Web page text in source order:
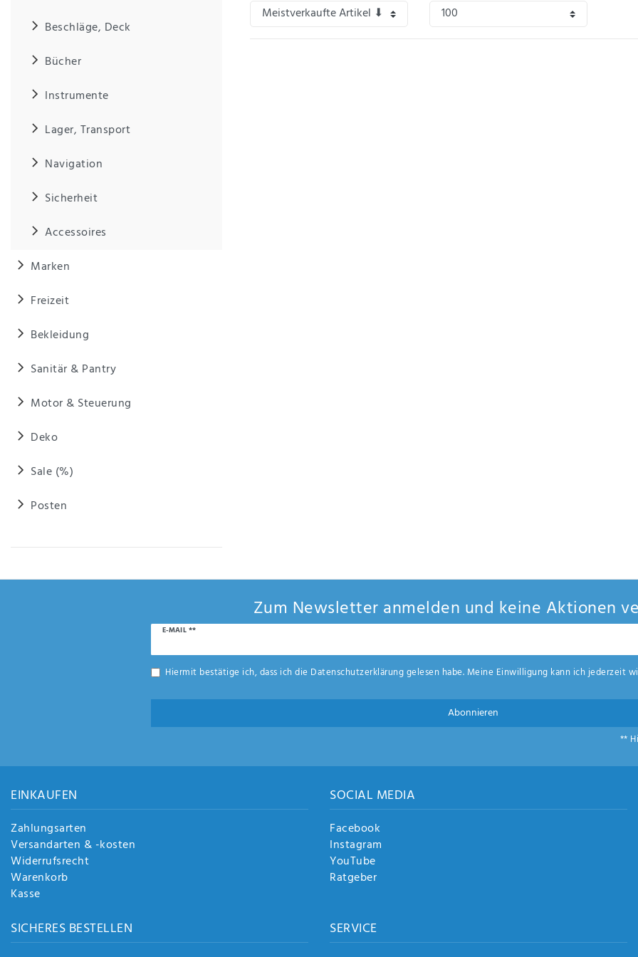
Beschläge, Deck
Bücher
Instrumente
Lager, Transport
Navigation
Sicherheit
Accessoires
Marken
Freizeit
Bekleidung
Sanitär & Pantry
Motor & Steuerung
Deko
Sale (%)
Posten
IHRE E-MAIL ADRESSE
Hiermit
bestätige
ich, dass
Daten­
erklärung
habe.
Anf
rag
sen
n
Zum Newsletter anmelden und keine Aktionen
E-MAIL **
Newsletter
Hiermit bestätige ich, dass ich die Daten­schutz­erklärunggelesen habe. Meine Einwilligung kann ich jederzeit
Abonnieren
**
EINKAUFEN
Zahlungsarten
Versandarten & -kosten
Widerrufsrecht
Warenkorb
Kasse
SICHERES BESTELLEN
SOCIAL MEDIA
Facebook
Instagram
YouTube
Ratgeber
SERVICE